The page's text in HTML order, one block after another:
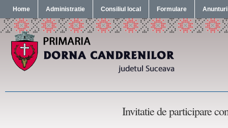
Home Administratie Consiliul local Formulare Anunturi
Invitatie de participare